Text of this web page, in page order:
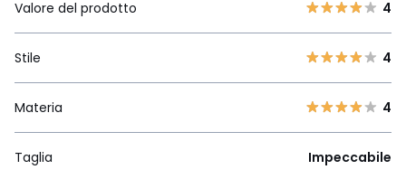
Valore del prodotto
4
Stile 4
Materia 4
Taglia Impeccabile